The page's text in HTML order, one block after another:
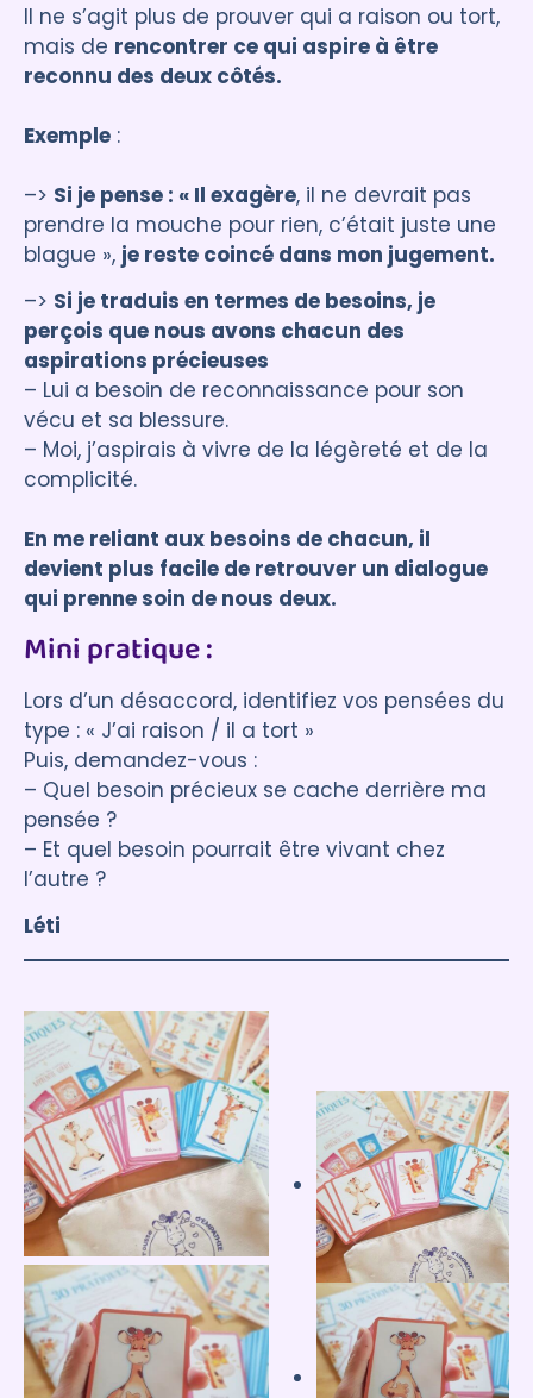
Il ne s’agit plus de prouver qui a raison ou tort,
mais de rencontrer ce qui aspire à être
reconnu des deux côtés.
Exemple :
–> Si je pense : « Il exagère, il ne devrait pas
prendre la mouche pour rien, c’était juste une
blague », je reste coincé dans mon jugement.
–> Si je traduis en termes de besoins, je
perçois que nous avons chacun des
aspirations précieuses
– Lui a besoin de reconnaissance pour son
vécu et sa blessure.
– Moi, j’aspirais à vivre de la légèreté et de la
complicité.
En me reliant aux besoins de chacun, il
devient plus facile de retrouver un dialogue
qui prenne soin de nous deux.
Mini pratique :
Lors d’un désaccord, identifiez vos pensées du
type : « J’ai raison / il a tort »
Puis, demandez-vous :
– Quel besoin précieux se cache derrière ma
pensée ?
– Et quel besoin pourrait être vivant chez
l’autre ?
Léti